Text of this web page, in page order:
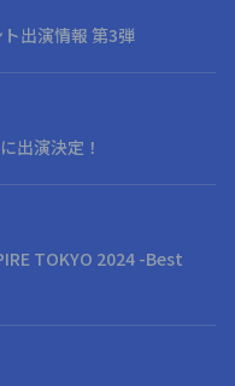
出演情報 第3弾
出演決定！
TOKYO 2024 -Best